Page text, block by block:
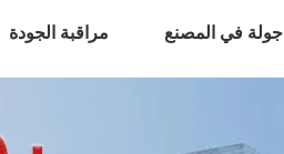
جولة في المصنع مراقبة الجودة